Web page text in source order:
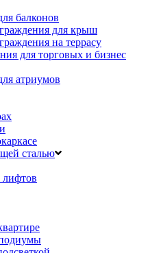
балконов
для крыш
на террасу
для торговых и бизнес
атриумов
сталью
лифтов